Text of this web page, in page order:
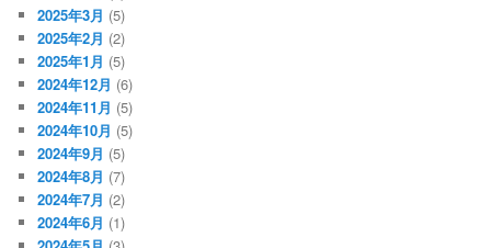
2025年3月 (5)
2025年2月 (2)
2025年1月 (5)
2024年12月 (6)
2024年11月 (5)
2024年10月 (5)
2024年9月 (5)
2024年8月 (7)
2024年7月 (2)
2024年6月 (1)